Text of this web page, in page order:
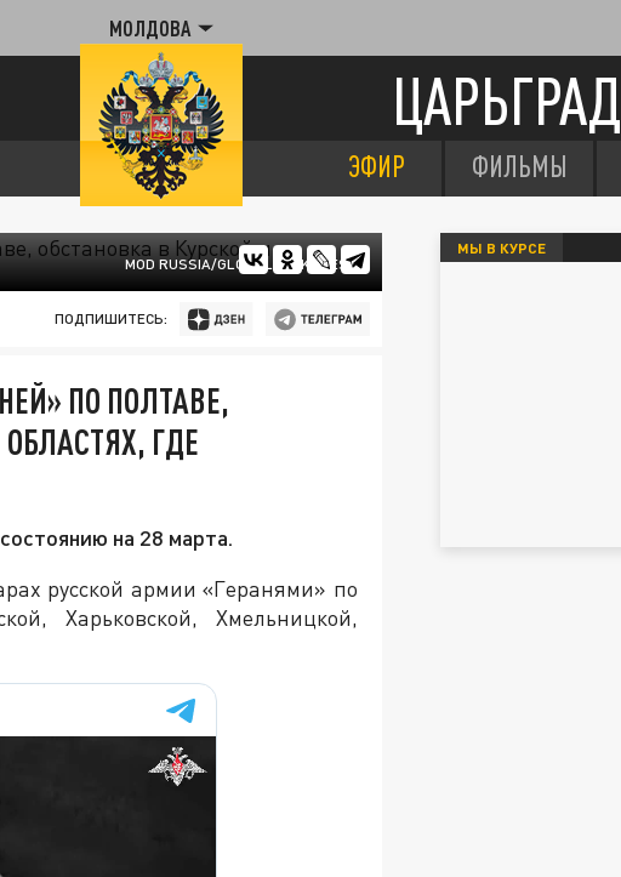
МОЛДОВА
ЦАРЬГРАД
ЭФИР ФИЛЬМЫ
MOD RUSSIA/GLOBALLOOKPRESS
ПОДПИШИТЕСЬ:
ПО ПОЛТАВЕ,
ГДЕ
на 28 марта.
русской армии «Геранями» по
Харьковской, Хмельницкой,
МЫ В КУРСЕ